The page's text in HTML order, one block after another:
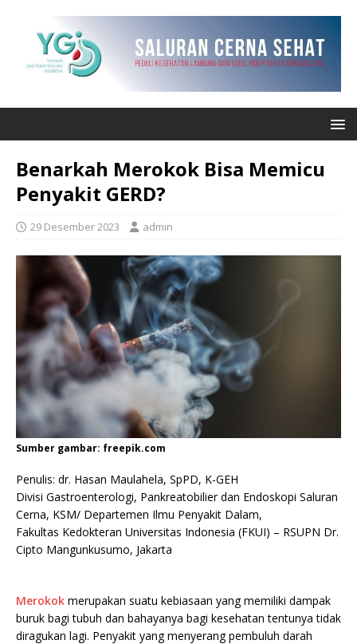
Benarkah Merokok Bisa Memicu
Penyakit GERD?
29 Desember 2023 admin
Sumber gambar: freepik.com
Penulis: dr. Hasan Maulahela, SpPD, K-GEH
Divisi Gastroenterologi, Pankreatobilier dan Endoskopi Saluran
Cerna, KSM/ Departemen Ilmu Penyakit Dalam,
Fakultas Kedokteran Universitas Indonesia (FKUI) – RSUPN Dr.
Cipto Mangunkusumo, Jakarta
Merokok merupakan suatu kebiasaan yang memiliki dampak
buruk bagi tubuh dan bahayanya bagi kesehatan tentunya tidak
diragukan lagi. Penyakit yang menyerang pembuluh darah